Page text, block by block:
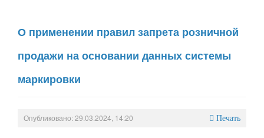
О применении правил запрета розничной
продажи на основании данных системы
маркировки
Опубликовано: 29.03.2024, 14:20 Печать